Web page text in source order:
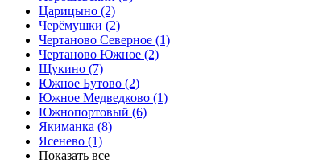
Царицыно (2)
Черёмушки (2)
Чертаново Северное (1)
Чертаново Южное (2)
Щукино (7)
Южное Бутово (2)
Южное Медведково (1)
Южнопортовый (6)
Якиманка (8)
Ясенево (1)
Показать все